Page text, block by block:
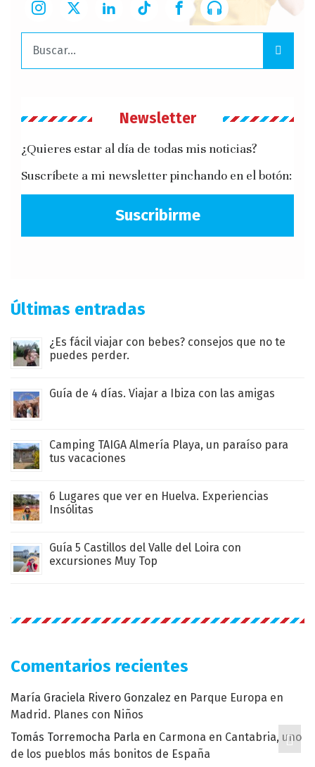
Buscar:
Newsletter
¿Quieres estar al día de todas mis noticias?
Suscríbete a mi newsletter pinchando en el botón:
Suscribirme
Últimas entradas
¿Es fácil viajar con bebes? consejos que no te
puedes perder.
Guía de 4 días. Viajar a Ibiza con las amigas
Camping TAIGA Almería Playa, un paraíso para
tus vacaciones
6 Lugares que ver en Huelva. Experiencias
Insólitas
Guía 5 Castillos del Valle del Loira con
excursiones Muy Top
Comentarios recientes
María Graciela Rivero Gonzalez en Parque Europa en
Madrid. Planes con Niños
Tomás Torremocha Parla en Carmona en Cantabria, uno
de los pueblos más bonitos de España